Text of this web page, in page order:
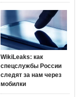
WikiLeaks: как
спецслужбы России
следят за нам через
мобилки